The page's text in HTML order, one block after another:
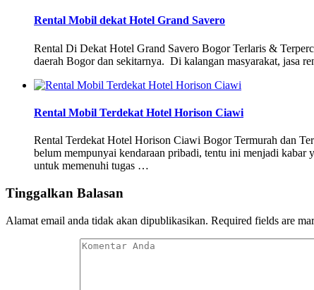
Rental Mobil dekat Hotel Grand Savero
Rental Di Dekat Hotel Grand Savero Bogor Terlaris &
daerah Bogor dan sekitarnya. Di kalangan masyarakat, jasa
Rental Mobil Terdekat Hotel Horison Ciawi
Rental Terdekat Hotel Horison Ciawi Bogor Termurah dan
belum mempunyai kendaraan pribadi, tentu ini menjadi kabar
untuk memenuhi tugas …
Tinggalkan Balasan
Alamat email anda tidak akan dipublikasikan. Required fields are